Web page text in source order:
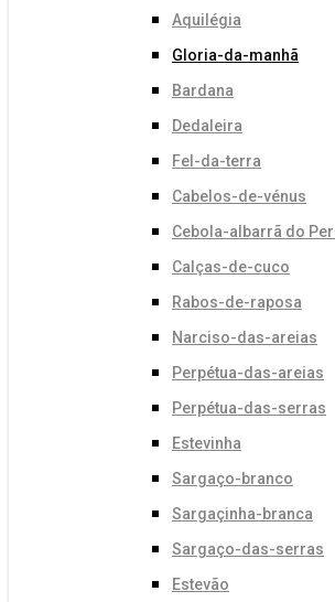
Aquilégia
Gloria-da-manhã
Bardana
Dedaleira
Fel-da-terra
Cabelos-de-vénus
Cebola-albarrã do
Calças-de-cuco
Rabos-de-raposa
Narciso-das-areias
Perpétua-das-areias
Perpétua-das-serras
Estevinha
Sargaço-branco
Sargaçinha-branca
Sargaço-das-serras
Estevão